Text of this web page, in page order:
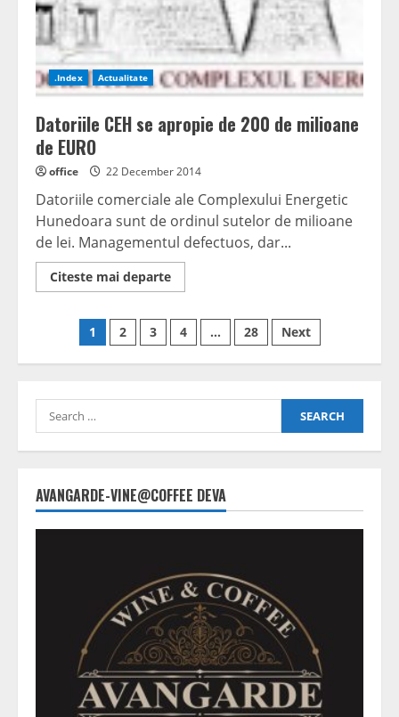
.Index Actualitate
Datoriile CEH se apropie de 200 de milioane
de EURO
office 22 December 2014
Datoriile comerciale ale Complexului Energetic
Hunedoara sunt de ordinul sutelor de milioane
de lei. Managementul defectuos, dar...
Citeste mai departeRead
more
CEH
se
apropie
de
milioane
Posts
navigation
1 2 3 4 … 28 Next
Search
for:
AVANGARDE-VINE@COFFEE DEVA